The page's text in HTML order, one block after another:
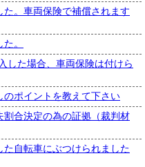
。車両保険で補償されます
。
した場合、車両保険は付けら
ポイントを教えて下さい
割合決定の為の証拠（裁判材
自転車にぶつけられました